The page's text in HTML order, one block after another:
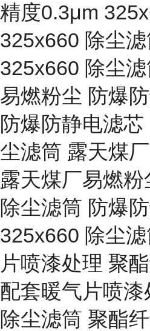
精度0.3μm
325x660 除尘
325x660 除尘
易燃粉尘 防爆
防爆防静电滤
尘滤筒 露天煤
露天煤厂易燃
除尘滤筒 防爆
325x660 除尘
片喷漆处理 聚
配套暖气片喷
除尘滤筒 聚酯